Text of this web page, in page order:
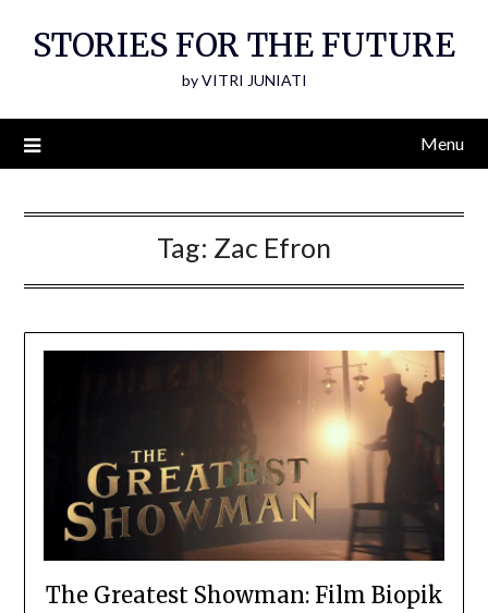
STORIES FOR THE FUTURE
by VITRI JUNIATI
Menu
Tag: Zac Efron
The Greatest Showman: Film Biopik